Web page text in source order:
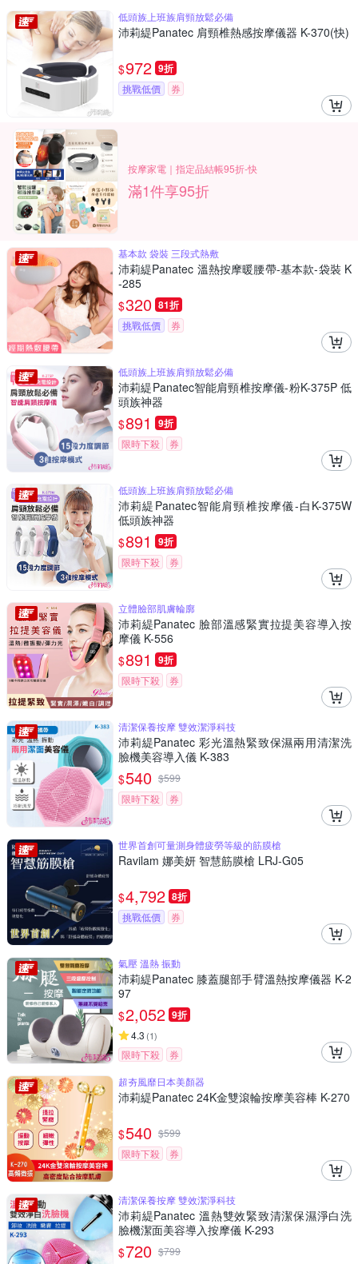
低頭族上班族肩頸放鬆必備
沛莉緹Panatec 肩頸椎熱感按摩儀器 K-370(快)
$972 9折
挑戰低價 券
按摩家電｜指定品結帳95折-快
滿1件享95折
基本款 袋裝 三段式熱敷
沛莉緹Panatec 溫熱按摩暖腰帶-基本款-袋裝 K
-285
$320 81折
挑戰低價 券
低頭族上班族肩頸放鬆必備
沛莉緹Panatec智能肩頸椎按摩儀-粉K-375P 低
頭族神器
$891 9折
限時下殺 券
低頭族上班族肩頸放鬆必備
沛莉緹Panatec智能肩頸椎按摩儀-白K-375W
低頭族神器
$891 9折
限時下殺 券
立體臉部肌膚輪廓
沛莉緹Panatec 臉部溫感緊實拉提美容導入按
摩儀 K-556
$891 9折
限時下殺 券
清潔保養按摩 雙效潔淨科技
沛莉緹Panatec 彩光溫熱緊致保濕兩用清潔洗
臉機美容導入儀 K-383
$540 $599
限時下殺
券
世界首創可量測身體疲勞等級的筋膜槍
Ravilam 娜美妍 智慧筋膜槍 LRJ-G05
$4,792 8折
挑戰低價 券
氣壓 溫熱 振動
沛莉緹Panatec 膝蓋腿部手臂溫熱按摩儀器 K-2
97
$2,052 9折
4.3 (1)
限時下殺
券
超夯風靡日本美顏器
沛莉緹Panatec 24K金雙滾輪按摩美容棒 K-270
$540 $599
限時下殺
券
清潔保養按摩 雙效潔淨科技
沛莉緹Panatec 溫熱雙效緊致清潔保濕淨白洗
臉機潔面美容導入按摩儀 K-293
$720 $799